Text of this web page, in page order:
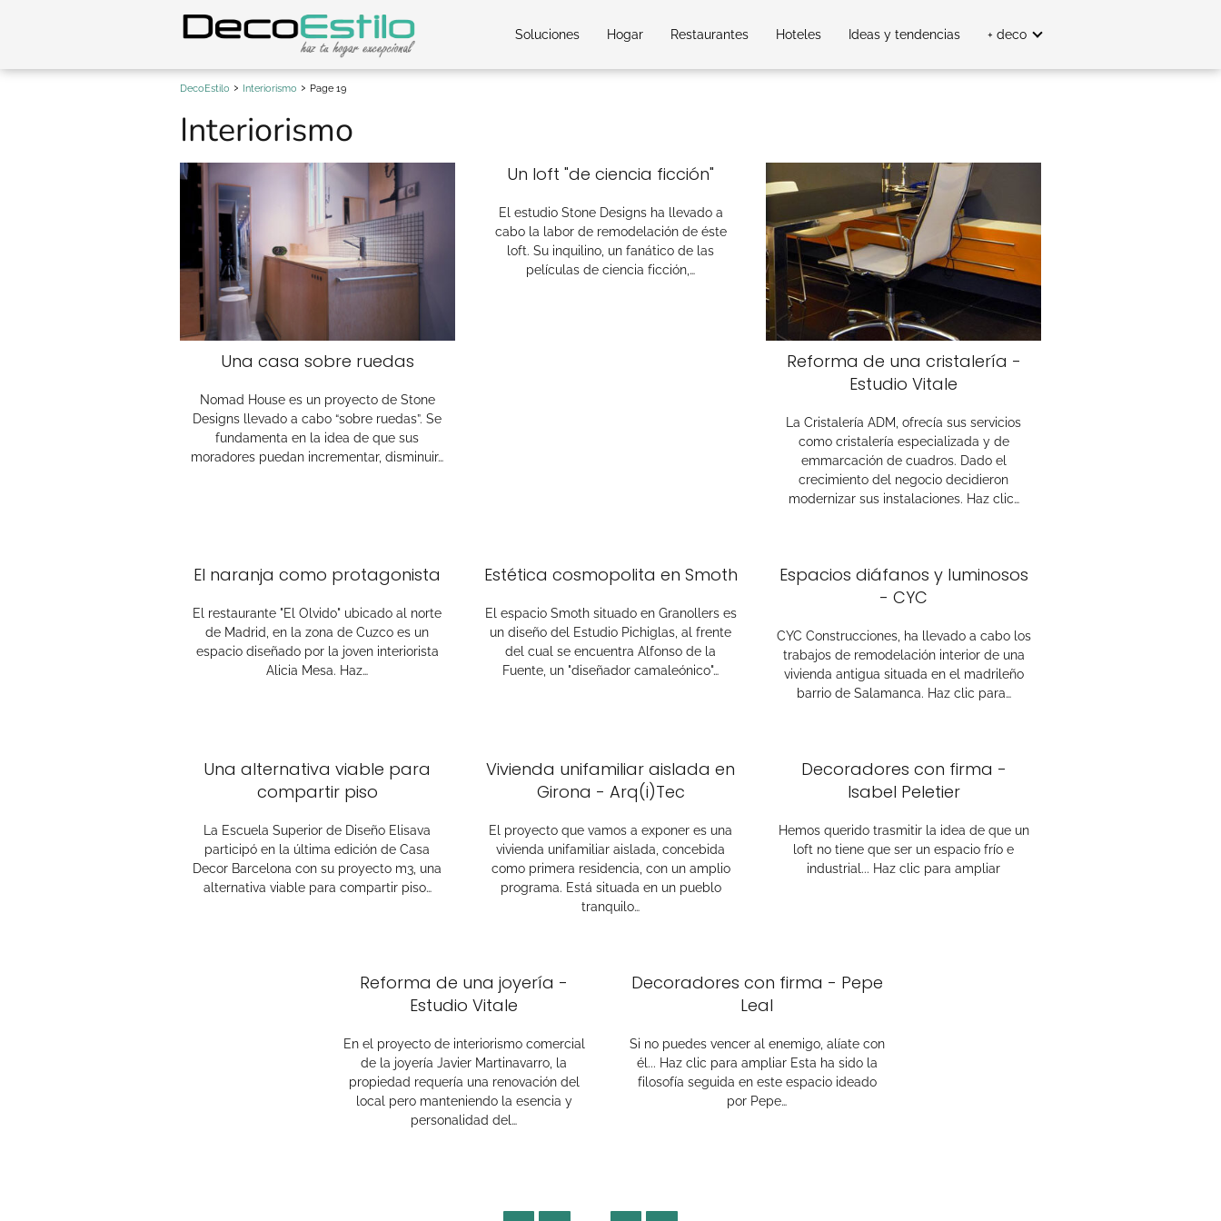
Soluciones Hogar Restaurantes Hoteles Ideas y tendencias + deco
DecoEstilo Interiorismo Page 19
Interiorismo
Una casa sobre ruedas
Nomad House es un proyecto de Stone
Designs llevado a cabo “sobre ruedas”. Se
fundamenta en la idea de que sus
moradores puedan incrementar, disminuir…
Un loft "de ciencia ficción"
El estudio Stone Designs ha llevado a
cabo la labor de remodelación de éste
loft. Su inquilino, un fanático de las
películas de ciencia ficción,…
Reforma de una cristalería -
Estudio Vitale
La Cristalería ADM, ofrecía sus servicios
como cristalería especializada y de
emmarcación de cuadros. Dado el
crecimiento del negocio decidieron
modernizar sus instalaciones. Haz clic…
El naranja como protagonista
El restaurante "El Olvido" ubicado al norte
de Madrid, en la zona de Cuzco es un
espacio diseñado por la joven interiorista
Alicia Mesa. Haz…
Estética cosmopolita en Smoth
El espacio Smoth situado en Granollers es
un diseño del Estudio Pichiglas, al frente
del cual se encuentra Alfonso de la
Fuente, un "diseñador camaleónico"…
Espacios diáfanos y luminosos
- CYC
CYC Construcciones, ha llevado a cabo los
trabajos de remodelación interior de una
vivienda antigua situada en el madrileño
barrio de Salamanca. Haz clic para…
Una alternativa viable para
compartir piso
La Escuela Superior de Diseño Elisava
participó en la última edición de Casa
Decor Barcelona con su proyecto m3, una
alternativa viable para compartir piso…
Vivienda unifamiliar aislada en
Girona - Arq(i)Tec
El proyecto que vamos a exponer es una
vivienda unifamiliar aislada, concebida
como primera residencia, con un amplio
programa. Está situada en un pueblo
tranquilo…
Decoradores con firma -
Isabel Peletier
Hemos querido trasmitir la idea de que un
loft no tiene que ser un espacio frío e
industrial... Haz clic para ampliar
Reforma de una joyería -
Estudio Vitale
En el proyecto de interiorismo comercial
de la joyería Javier Martinavarro, la
propiedad requería una renovación del
local pero manteniendo la esencia y
personalidad del…
Decoradores con firma - Pepe
Leal
Si no puedes vencer al enemigo, alíate con
él... Haz clic para ampliar Esta ha sido la
filosofía seguida en este espacio ideado
por Pepe…